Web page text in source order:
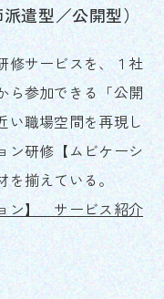
遣型／公開型）
修サービスを、１社
ら参加できる「公開
い職場空間を再現し
ン研修【ムビケーシ
を揃えている。
ン】 サービス紹介